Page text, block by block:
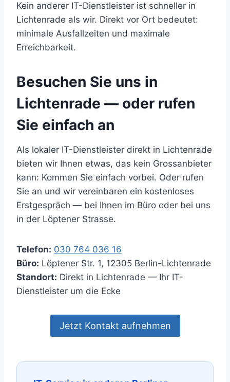
Kein anderer IT-Dienstleister ist schneller in
Lichtenrade als wir. Direkt vor Ort bedeutet:
minimale Ausfallzeiten und maximale
Erreichbarkeit.
Besuchen Sie uns in
Lichtenrade — oder rufen
Sie einfach an
Als lokaler IT-Dienstleister direkt in Lichtenrade
bieten wir Ihnen etwas, das kein Grossanbieter
kann: Kommen Sie einfach vorbei. Oder rufen
Sie an und wir vereinbaren ein kostenloses
Erstgespräch — bei Ihnen im Büro oder bei uns
in der Löptener Strasse.
Telefon: 030 764 036 16
Büro: Löptener Str. 1, 12305 Berlin-Lichtenrade
Standort: Direkt in Lichtenrade — Ihr IT-
Dienstleister um die Ecke
Jetzt Kontakt aufnehmen